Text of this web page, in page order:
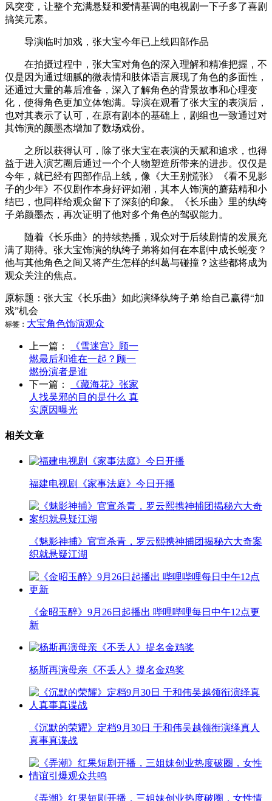
风突变，让整个充满悬疑和爱情基调的电视剧一下子多了喜剧
搞笑元素。
导演临时加戏，张大宝今年已上线四部作品
在拍摄过程中，张大宝对角色的深入理解和精准把握，不
仅是因为通过细腻的微表情和肢体语言展现了角色的多面性，
还通过大量的幕后准备，深入了解角色的背景故事和心理变
化，使得角色更加立体饱满。导演在观看了张大宝的表演后，
也对其表示了认可，在原有剧本的基础上，剧组也一致通过对
其饰演的颜墨杰增加了数场戏份。
之所以获得认可，除了张大宝在表演的天赋和追求，也得
益于进入演艺圈后通过一个个人物塑造所带来的进步。仅仅是
今年，就已经有四部作品上线，像《大王别慌张》《看不见影
子的少年》不仅剧作本身好评如潮，其本人饰演的蘑菇精和小
结巴，也同样给观众留下了深刻的印象。《长乐曲》里的纨绔
子弟颜墨杰，再次证明了他对多个角色的驾驭能力。
随着《长乐曲》的持续热播，观众对于后续剧情的发展充
满了期待。张大宝饰演的纨绔子弟将如何在本剧中成长蜕变？
他与其他角色之间又将产生怎样的纠葛与碰撞？这些都将成为
观众关注的焦点。
原标题：张大宝《长乐曲》如此演绎纨绔子弟 给自己赢得“加
戏”机会
标签： 大宝角色饰演观众
上一篇：
《雪迷宫》顾一
燃最后和谁在一起？顾一
燃扮演者是谁
下一篇：
《藏海花》张家
人找吴邪的目的是什么 真
实原因曝光
相关文章
福建电视剧《家事法庭》今日开播
《魅影神捕》官宣杀青，罗云熙携神捕团揭秘六大奇案
织就悬疑江湖
《金昭玉醉》9月26日起播出 哔哩哔哩每日中午12点更
新
杨斯再演母亲《不丢人》提名金鸡奖
《沉默的荣耀》定档9月30日 于和伟吴越领衔演绎真人
真事真谍战
《弄潮》红果短剧开播，三姐妹创业热度破圈，女性情